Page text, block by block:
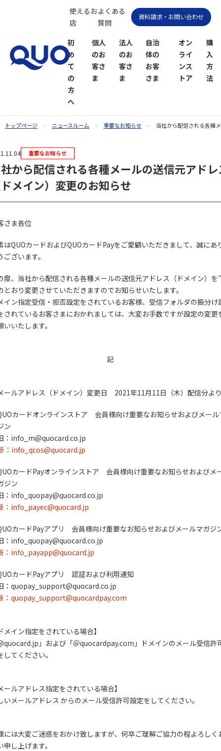
初
め
て
の
方
へ
個人
のお
客さ
ま
法人
のお
客さ
ま
自治
体の
お客
さま
オン
ライ
ンス
トア
ドオンラ
インスト
ア
ラインス
トア
購
入
方
法
使えるお
店
よくある
質問
資料請求・お問い合わせ
トップページ ニュースルーム 重要なお知らせ 当社から配信される各種
重要なお知らせ
から配信される各種メールの送信元アドレ
メイン）変更のお知らせ
さま各位
はQUOカードおよびQUOカードPayをご愛顧いただきまして、誠にあ
ございます。
度、当社から配信される各種メールの送信元アドレス（ドメイン）を
とおり変更させていただきますのでお知らせいたします。
イン指定受信・拒否設定をされているお客様、受信フォルダの振分け
されているお客さまにおかれましては、大変お手数ですが設定の変更
いいたします。
記
ルアドレス（ドメイン）変更日 2021年11月11日（木）配信分よ
カードオンラインストア 会員様向け重要なお知らせおよびメール
ン
info_m@quocard.co.jp
：info_qcos@quocard.jp
カードPayオンラインストア 会員様向け重要なお知らせおよびメ
ジン
info_quopay@quocard.co.jp
：info_payec@quocard.jp
カードPayアプリ 会員様向け重要なお知らせおよびメールマガジ
info_quopay@quocard.co.jp
：info_payapp@quocard.jp
カードPayアプリ 認証および利用通知
quopay_support@quocard.co.jp
：quopay_support@quocardpay.com
メイン指定をされている場合】
」および「＠quocardpay.com」ドメインのメール受信許
してください。
ールアドレス指定をされている場合】
いメールアドレス からのメール受信許可設定をしてください。
には大変ご迷惑をおかけ致しますが、何卒ご理解ご協力の程よろしく
申し上げます。